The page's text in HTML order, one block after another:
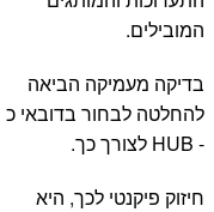
המובילים.
בדיקה מעמיקה הביאה
להחלטה לבחור בדובאי כ
- HUB לצורך כך.
חיזוק פיקנטי לכך, היא